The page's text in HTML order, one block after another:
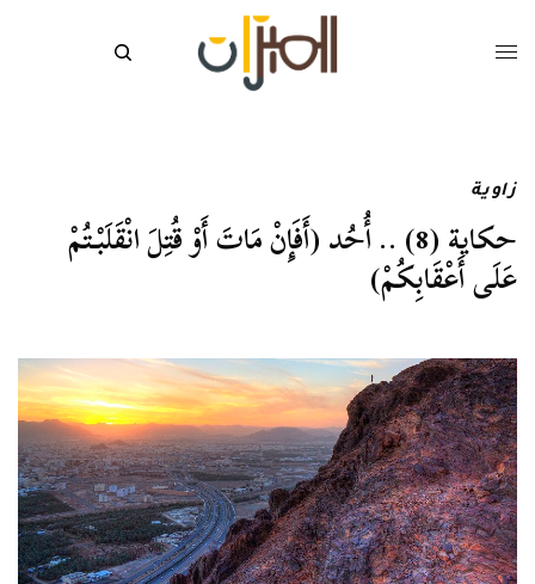
زاوية
حكاية (8) .. أُحُد (أَفَإِنْ مَاتَ أَوْ قُتِلَ انْقَلَبْتُمْ
عَلَى أَعْقَابِكُمْ)